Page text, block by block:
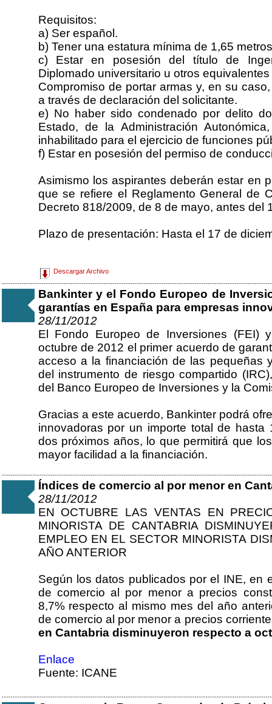
Requisitos:
a) Ser español.
b) Tener una estatura mínima de 1,65
c) Estar en posesión del título de
Diplomado universitario u otros
Compromiso de portar armas y, en su
a través de declaración del solicitante.
e) No haber sido condenado por delito
Estado, de la Administración
inhabilitado para el ejercicio de funciones
f) Estar en posesión del permiso de
Asimismo los aspirantes deberán estar en
que se refiere el Reglamento General de
Decreto 818/2009, de 8 de mayo, antes del
Plazo de presentación: Hasta el 17 de
Descargar Archivo
Bankinter y el Fondo Europeo de
garantías en España para empresas
28/11/2012
El Fondo Europeo de Inversiones (FEI)
octubre de 2012 el primer acuerdo de
acceso a la financiación de las pequeñas
del instrumento de riesgo compartido
del Banco Europeo de Inversiones y la
Gracias a este acuerdo, Bankinter podrá
innovadoras por un importe total de
dos próximos años, lo que permitirá que
mayor facilidad a la financiación.
Índices de comercio al por menor en
28/11/2012
EN OCTUBRE LAS VENTAS EN
MINORISTA DE CANTABRIA
EMPLEO EN EL SECTOR MINORISTA
AÑO ANTERIOR
Según los datos publicados por el INE, en
de comercio al por menor a precios
8,7% respecto al mismo mes del año
de comercio al por menor a precios
en Cantabria disminuyeron respecto a
Enlace
Fuente: ICANE